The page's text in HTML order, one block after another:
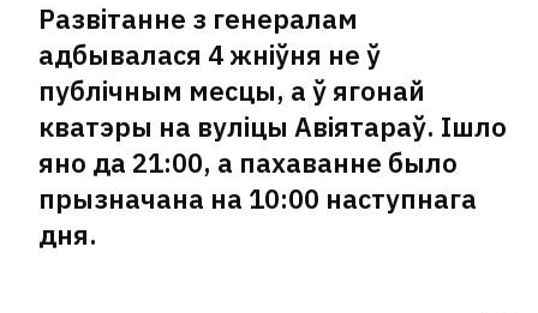
Развітанне з генералам
адбывалася 4 жніўня не ў
публічным месцы, а ў ягонай
кватэры на вуліцы Авіятараў. Ішло
яно да 21:00, а пахаванне было
прызначана на 10:00 наступнага
дня.
«Прыехаў мэр і прывёз 10
кілаграмаў корму». Беларуска
разам з полькай адкрыла ў
Польшчы часовы дом для
бяздомных катоў